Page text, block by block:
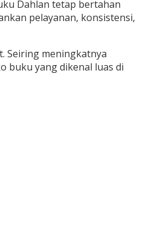
Dahlan tetap bertahan
pelayanan, konsistensi,
Seiring meningkatnya
buku yang dikenal luas di